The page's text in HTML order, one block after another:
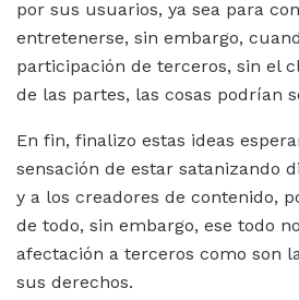
por sus usuarios, ya sea para
entretenerse, sin embargo,
participación de terceros, sin el
de las partes, las cosas podrían
En fin, finalizo estas ideas
sensación de estar satanizando
y a los creadores de contenido,
de todo, sin embargo, ese todo
afectación a terceros como son
sus derechos.